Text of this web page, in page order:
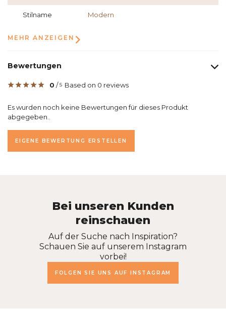
Stilname Modern
MEHR ANZEIGEN
Bewertungen
0 /5 Based on 0 reviews
Es wurden noch keine Bewertungen für dieses Produkt
abgegeben..
EIGENE BEWERTUNG ERSTELLEN
Bei unseren Kunden
reinschauen
Auf der Suche nach Inspiration?
Schauen Sie auf unserem Instagram
vorbei!
FOLGEN SIE UNS AUF INSTAGRAM